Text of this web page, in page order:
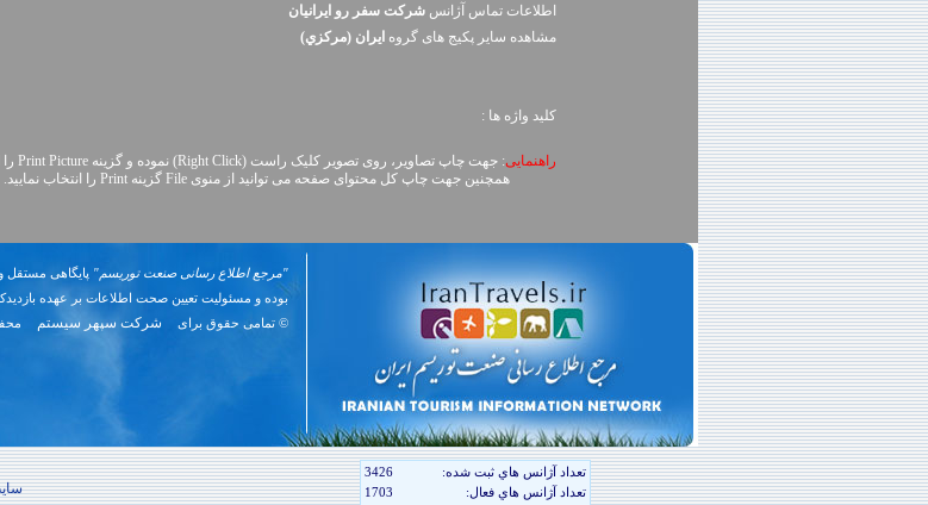
اطلاعات تماس آژانس شرکت سفر رو ايرانيان
مشاهده سایر پکيج های گروه ايران (مرکزي)
کلید واژه ها :
راهنمایی: جهت چاپ تصاویر، روی تصویر کلیک راست (Right Click) نموده و گزینه Print Picture را انتخاب نمایید.
همچنین جهت چاپ کل محتوای صفحه می توانید از منوی File گزینه Print را انتخاب نمایید.
"مرجع اطلاع رسانی صنعت توریسم" پایگاهی مستقل
بوده و مسئوليت تعیین صحت اطلاعات بر عهده
© تمامی حقوق برای
شرکت سپهر سیستم
3426
تعداد آژانس هاي ثبت شده:
1703
تعداد آژانس هاي فعال: